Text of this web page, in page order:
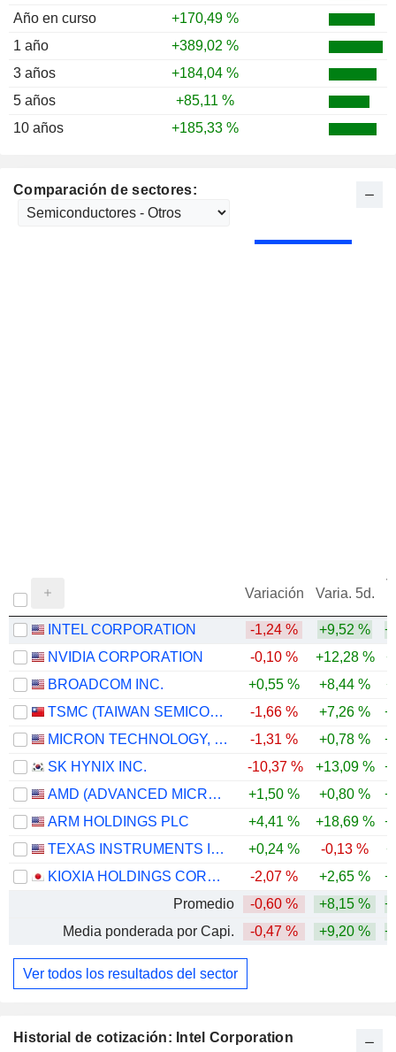
Año en curso
+170,49 %
1 año
+389,02 %
3 años
+184,04 %
5 años
+85,11 %
10 años
+185,33 %
Comparación de sectores:
Variación Varia. 5d.
INTEL CORPORATION -1,24 % +9,52 %
NVIDIA CORPORATION
-0,10 % +12,28 %
BROADCOM INC.
+0,55 % +8,44 %
TSMC (TAIWAN SEMICONDUCTOR MANUFACTURING COMPANY)
-1,66 % +7,26 %
MICRON TECHNOLOGY, INC.
-1,31 % +0,78 %
SK HYNIX INC.
-10,37 % +13,09 %
AMD (ADVANCED MICRO DEVICES)
+1,50 % +0,80 %
ARM HOLDINGS PLC
+4,41 % +18,69 %
TEXAS INSTRUMENTS INCORPORATED
+0,24 % -0,13 %
KIOXIA HOLDINGS CORPORATION
-2,07 % +2,65 %
Promedio
-0,60 % +8,15 %
Media ponderada por Capi.
-0,47 % +9,20 %
Ver todos los resultados del sector
Historial de cotización: Intel Corporation
1982
+72,22 %
1981
-44,10 %
1980
+19,26 %
1979
+36,36 %
1978
+10,00 %
1975
+222,22 %